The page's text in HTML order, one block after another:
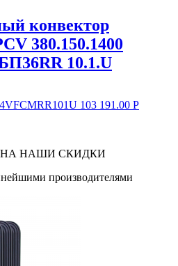
конвектор
380.150.1400
10.1.U
103 191.00 Р
НАШИ СКИДКИ
производителями